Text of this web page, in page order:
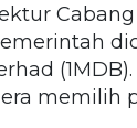
memilih